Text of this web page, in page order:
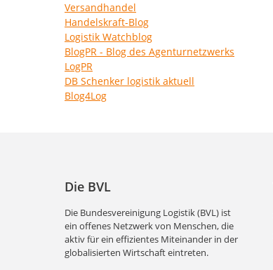
Versandhandel
Handelskraft-Blog
Logistik Watchblog
BlogPR - Blog des Agenturnetzwerks
LogPR
DB Schenker logistik aktuell
Blog4Log
Die BVL
Die Bundesvereinigung Logistik (BVL) ist
ein offenes Netzwerk von Menschen, die
aktiv für ein effizientes Miteinander in der
globalisierten Wirtschaft eintreten.